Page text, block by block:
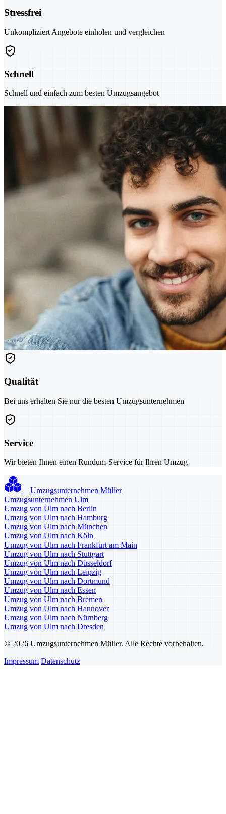
Stressfrei
Unkompliziert Angebote einholen und vergleichen
Schnell
Schnell und einfach zum besten Umzugsangebot
Qualität
Bei uns erhalten Sie nur die besten Umzugsunternehmen
Service
Wir bieten Ihnen einen Rundum-Service für Ihren Umzug
Umzugsunternehmen Müller
Umzugsunternehmen Ulm
Umzug von Ulm nach Berlin
Umzug von Ulm nach Hamburg
Umzug von Ulm nach München
Umzug von Ulm nach Köln
Umzug von Ulm nach Frankfurt am Main
Umzug von Ulm nach Stuttgart
Umzug von Ulm nach Düsseldorf
Umzug von Ulm nach Leipzig
Umzug von Ulm nach Dortmund
Umzug von Ulm nach Essen
Umzug von Ulm nach Bremen
Umzug von Ulm nach Hannover
Umzug von Ulm nach Nürnberg
Umzug von Ulm nach Dresden
© 2026 Umzugsunternehmen Müller. Alle Rechte vorbehalten.
Impressum Datenschutz